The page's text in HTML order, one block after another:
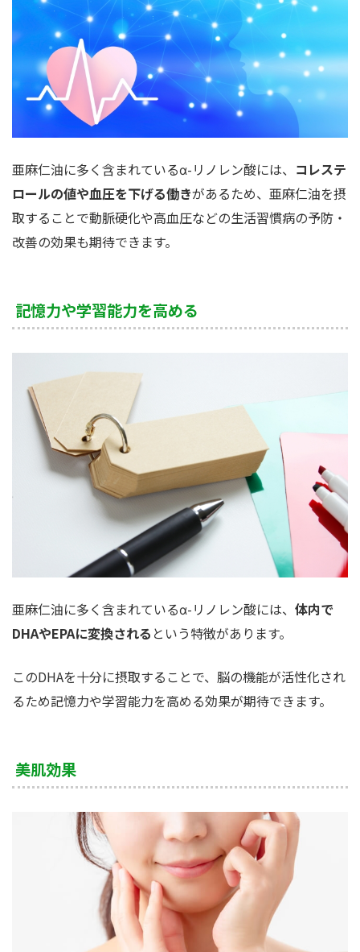
亜麻仁油に多く含まれているα-リノレン酸には、 コレステ
ロールの値や血圧を下げる働きがあるため、亜麻仁油を摂
取することで動脈硬化や高血圧などの生活習慣病の予防・
改善の効果も期待できます。
記憶力や学習能力を高める
亜麻仁油に多く含まれているα-リノレン酸には、 体内で
DHAやEPAに変換される という特徴があります。
このDHAを十分に摂取することで、脳の機能が活性化され
るため記憶力や学習能力を高める効果が期待できます。
美肌効果